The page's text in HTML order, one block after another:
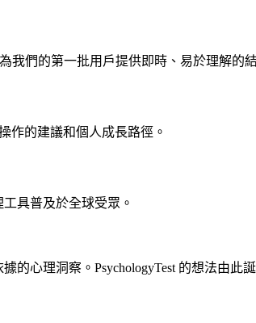
我們的第一批用戶提供即時、易於理解的
作的建議和個人成長路徑。
具普及於全球受眾。
心理洞察。PsychologyTest 的想法由此誕